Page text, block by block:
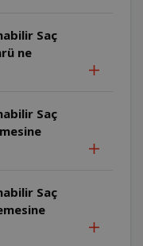
Saç
ne
Saç
Saç